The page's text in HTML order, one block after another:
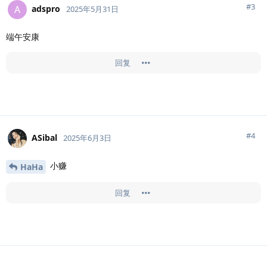
A adspro 2025年5月31日 #3
端午安康
回复
ASibal 2025年6月3日 #4
HaHa 小赚
回复